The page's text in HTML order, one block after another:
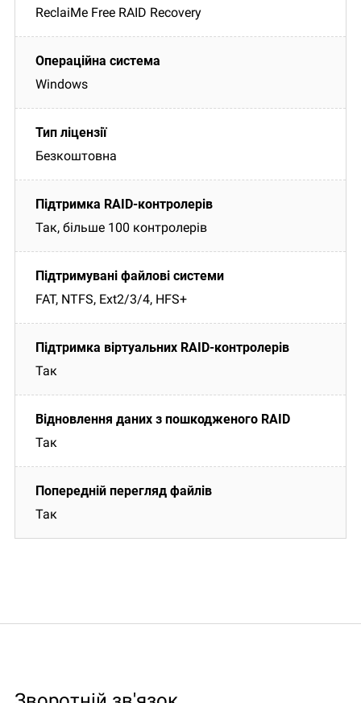
ReclaiMe Free RAID Recovery
Windows
Безкоштовна
Так, більше 100 контролерів
FAT, NTFS, Ext2/3/4, HFS+
Так
Так
Так